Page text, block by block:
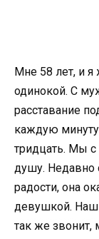
Мне 58 лет, и я
одинокой. С
расставание
каждую
тридцать. Мы с
душу. Недавно
радости, она
девушкой.
так же звонит,